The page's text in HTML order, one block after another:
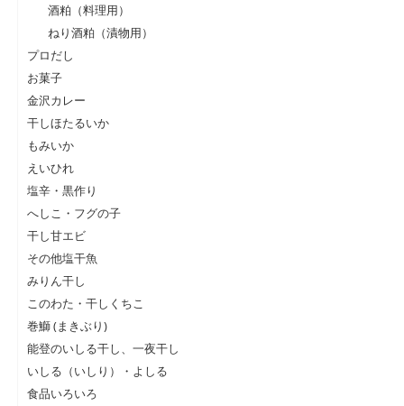
酒粕（料理用）
ねり酒粕（漬物用）
プロだし
お菓子
金沢カレー
干しほたるいか
もみいか
えいひれ
塩辛・黒作り
へしこ・フグの子
干し甘エビ
その他塩干魚
みりん干し
このわた・干しくちこ
巻鰤 (まきぶり)
能登のいしる干し、一夜干し
いしる（いしり）・よしる
食品いろいろ